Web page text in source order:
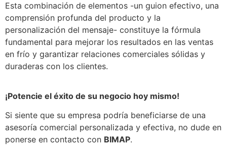
Esta combinación de elementos -un guion efectivo, una
comprensión profunda del producto y la
personalización del mensaje- constituye la fórmula
fundamental para mejorar los resultados en las ventas
en frío y garantizar relaciones comerciales sólidas y
duraderas con los clientes.
¡Potencie el éxito de su negocio hoy mismo!
Si siente que su empresa podría beneficiarse de una
asesoría comercial personalizada y efectiva, no dude en
ponerse en contacto con BIMAP.